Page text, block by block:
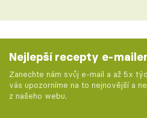
Nejlepší recepty e-
Zanechte nám svůj e-mail a až 5x
vás upozorníme na to nejnovější a
z našeho webu.